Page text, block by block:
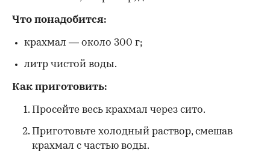
Что понадобится:
крахмал — около 300 г;
литр чистой воды.
Как приготовить:
Просейте весь крахмал через сито.
Приготовьте холодный раствор, смешав
крахмал с частью воды.